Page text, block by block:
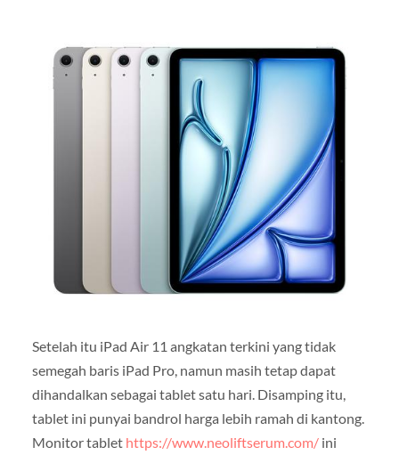
Setelah itu iPad Air 11 angkatan terkini yang tidak
semegah baris iPad Pro, namun masih tetap dapat
dihandalkan sebagai tablet satu hari. Disamping itu,
tablet ini punyai bandrol harga lebih ramah di kantong.
Monitor tablet https://www.neoliftserum.com/ini